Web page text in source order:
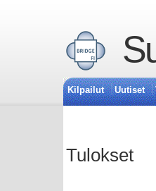
Kilpailut Uutiset
Tulokset